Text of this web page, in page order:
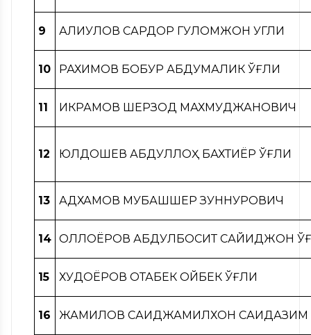
9 АЛИҚУЛОВ САРДОР ГУЛОМЖОН УГЛИ
10 РАХИМОВ БОБУР АБДУМАЛИК ЎҒЛИ
11 ИКРАМОВ ШЕРЗОД МАХМУДЖАНОВИЧ
12 ЮЛДОШЕВ АБДУЛЛОҲ БАХТИЁР ЎҒЛИ
13 АДХАМОВ МУБАШШЕР ЗУННУРОВИЧ
14 ОЛЛОЁРОВ АБДУЛБОСИТ САЙИДЖОН
15 ХУДОЁРОВ ОТАБЕК ОЙБЕК ЎҒЛИ
16 ЖАМИЛОВ САИДЖАМИЛХОН САИДАЗИМ